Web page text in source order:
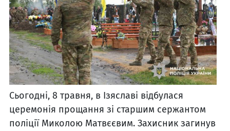
Сьогодні, 8 травня, в Ізяславі відбулася
церемонія прощання зі старшим сержантом
поліції Миколою Матвєєвим. Захисник загинув